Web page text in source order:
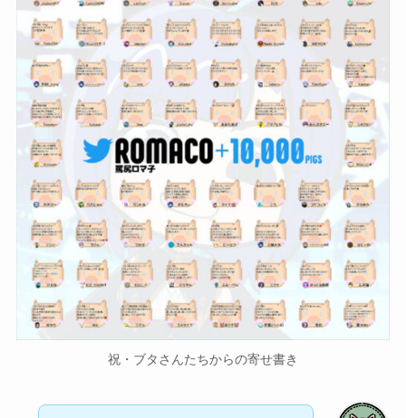
祝・ブタさんたちからの寄せ書き